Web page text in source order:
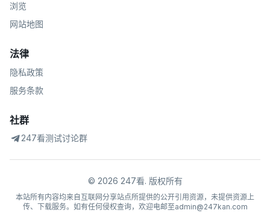
浏览
网站地图
法律
隐私政策
服务条款
社群
247看测试讨论群
© 2026 247看. 版权所有
本站所有内容均来自互联网分享站点所提供的公开引用资源，未提供资源上
传、下载服务。如有任何侵权查询，欢迎电邮至admin@247kan.com